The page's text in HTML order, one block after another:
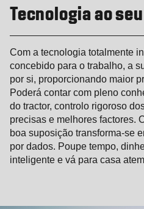
Tecnologia ao
Com a tecnologia totalmente
concebido para o trabalho, a
por si, proporcionando maior
Poderá contar com pleno
do tractor, controlo rigoroso
precisas e melhores factores.
boa suposição transforma-se
por dados. Poupe tempo,
inteligente e vá para casa